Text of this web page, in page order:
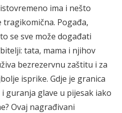
ima i nešto
Pogađa,
se sve može događati
tata, mama i njihov
bezrezervnu zaštitu i za
isprike. Gdje je granica
guranja glave u pijesak iako
Ovaj nagrađivani